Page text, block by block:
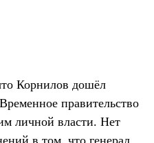
Корнилов дошёл
правительство
личной власти. Нет
в том, что генерал